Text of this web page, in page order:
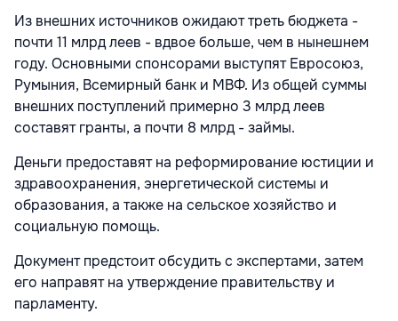
Из внешних источников ожидают треть бюджета -
почти 11 млрд леев - вдвое больше, чем в нынешнем
году. Основными спонсорами выступят Евросоюз,
Румыния, Всемирный банк и МВФ. Из общей суммы
внешних поступлений примерно 3 млрд леев
составят гранты, а почти 8 млрд - займы.
Деньги предоставят на реформирование юстиции и
здравоохранения, энергетической системы и
образования, а также на сельское хозяйство и
социальную помощь.
Документ предстоит обсудить с экспертами, затем
его направят на утверждение правительству и
парламенту.